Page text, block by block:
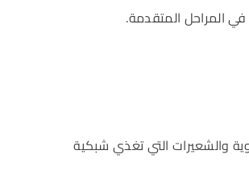
المراحل المتقدمة.
والشعيرات التي تغذي شبكية